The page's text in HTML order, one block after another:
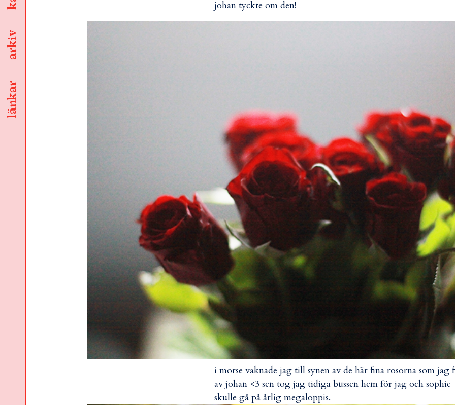
länkar
arkiv
johan tyckte om den!
i morse vaknade jag till synen av de här fina rosorna som jag
av johan <3 sen tog jag tidiga bussen hem för jag och sophie
skulle gå på årlig megaloppis.